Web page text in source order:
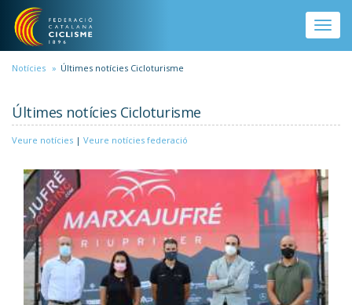
Vés al contingut
Toggle
Notícies Últimes notícies Cicloturisme
Últimes notícies Cicloturisme
Veure notícies | Veure notícies federació